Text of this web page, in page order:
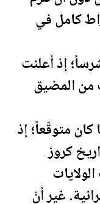
كامل في
إذ أعلنت
من المضيق
متوقّعاً؛ إذ
كروز
الولايات
غير أنّ